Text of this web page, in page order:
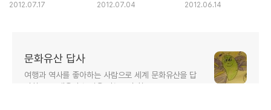
찾은 작물들
2012.07.17
수확하다.
2012.07.04
보이지만 꽃은 피고 열매가
2012.06.14
문화유산 답사
여행과 역사를 좋아하는 사람으로 세계 문화유산을 답
사하고 그 내용과 느낌을 나누고자 함.